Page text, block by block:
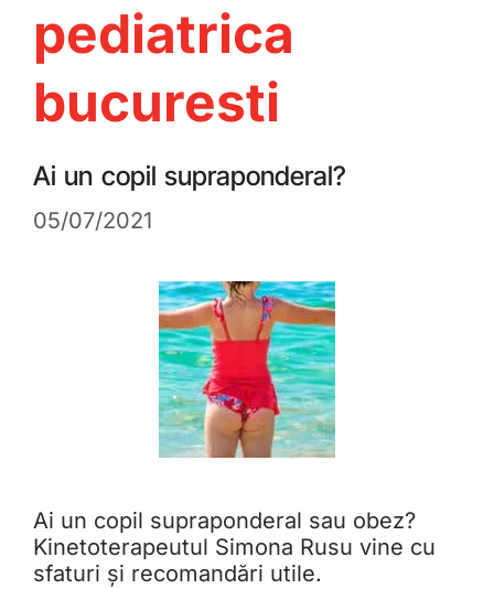
pediatrica
bucuresti
Ai un copil supraponderal?
05/07/2021
Ai un copil supraponderal sau obez?
Kinetoterapeutul Simona Rusu vine cu
sfaturi și recomandări utile.